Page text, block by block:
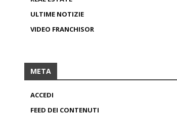
ULTIME NOTIZIE
VIDEO FRANCHISOR
META
ACCEDI
FEED DEI CONTENUTI